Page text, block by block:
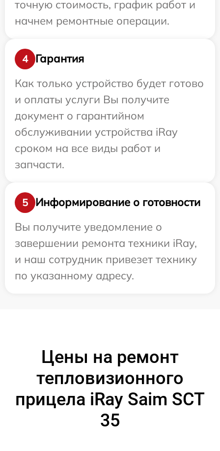
точную стоимость, график работ и
начнем ремонтные операции.
4
Гарантия
Как только устройство будет готово
и оплаты услуги Вы получите
документ о гарантийном
обслуживании устройства iRay
сроком на все виды работ и
запчасти.
5
Информирование о готовности
Вы получите уведомление о
завершении ремонта техники iRay,
и наш сотрудник привезет технику
по указанному адресу.
Цены на ремонт
тепловизионного
прицела iRay Saim SCT
35